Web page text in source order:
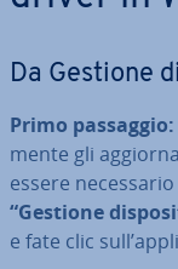
Da Gestione
Primo passaggio:
men­te gli
essere
“Gestione
e fate clic